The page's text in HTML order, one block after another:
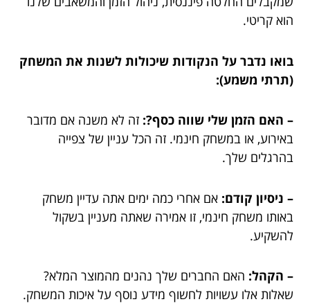
הוא קריטי.
בואו נדבר על הנקודות שיכולות לשנות את המשחק
(תרתי משמע):
– האם הזמן שלי שווה כסף?: זה לא משנה אם מדובר
באירוע, או במשחק חינמי. זה הכל עניין של צפייה
בהרגלים שלך.
– ניסיון קודם: אם אחרי כמה ימים אתה עדיין משחק
באותו משחק חינמי, זו אמירה שאתה מעניין בשקול
להשקיע.
– הקהל: האם החברים שלך נהנים מהמוצר המלא?
שאלות אלו עשויות לחשוף מידע נוסף על איכות המשחק.